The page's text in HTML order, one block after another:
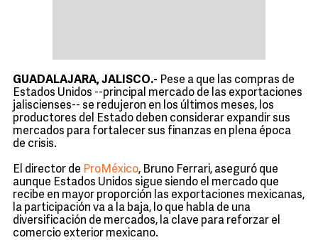
GUADALAJARA, JALISCO.- Pese a que las compras de
Estados Unidos --principal mercado de las exportaciones
jaliscienses-- se redujeron en los últimos meses, los
productores del Estado deben considerar expandir sus
mercados para fortalecer sus finanzas en plena época
de crisis.
El director de ProMéxico, Bruno Ferrari, aseguró que
aunque Estados Unidos sigue siendo el mercado que
recibe en mayor proporción las exportaciones mexicanas,
la participación va a la baja, lo que habla de una
diversificación de mercados, la clave para reforzar el
comercio exterior mexicano.